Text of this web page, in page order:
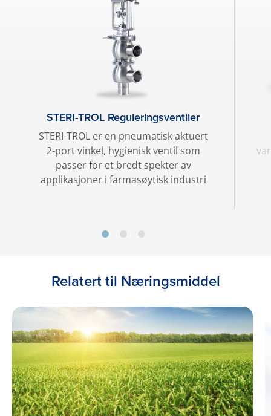
STERI-TROL Reguleringsventiler
STERI-TROL er en pneumatisk aktuert
2-port vinkel, hygienisk ventil som
passer for et bredt spekter av
applikasjoner i farmasøytisk industri
Relatert til Næringsmiddel